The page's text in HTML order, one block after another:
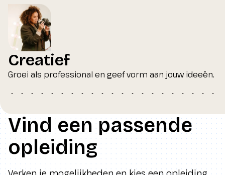
Creatief
Groei als professional en geef vorm aan jouw ideeën.
Vind een passende
opleiding